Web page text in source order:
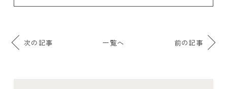
次の記事 一覧へ 前の記事